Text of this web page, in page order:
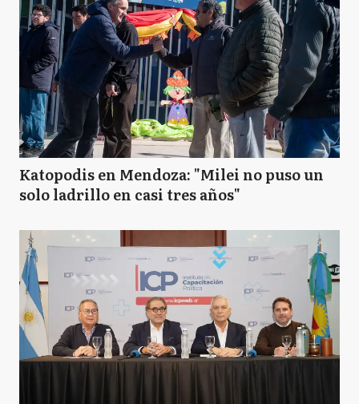
Katopodis en Mendoza: "Milei no puso un
solo ladrillo en casi tres años"